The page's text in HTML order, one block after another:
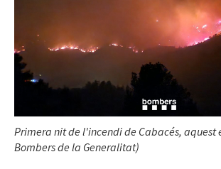
Primera nit de l'incendi de Cabacés, aquest
Bombers de la Generalitat)